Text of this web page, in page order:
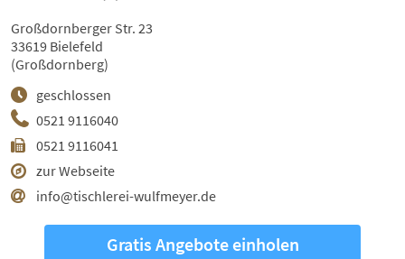
0521 9116040
0521 9116041
zur Webseite
info@tischlerei-wulfmeyer.de
geschlossen
Großdornberger Str. 23
33619 Bielefeld
(Großdornberg)
Gratis Angebote einholen